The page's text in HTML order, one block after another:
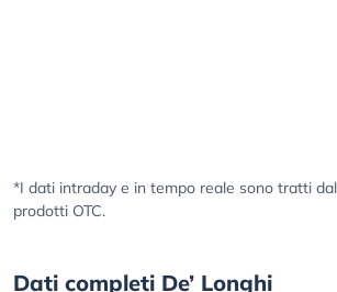
*I dati intraday e in tempo reale sono tratti
prodotti OTC.
Dati completi De’ Longhi